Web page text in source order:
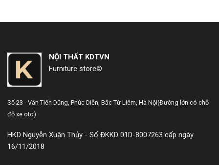
NỘI THẤT KDTVN
Furniture store©
Số 23 - Văn Tiến Dũng, Phúc Diễn, Bắc Từ Liêm, Hà Nội(Đường lớn có chỗ
đỗ xe oto)
HKD Nguyễn Xuân Thủy - Số ĐKKD 01D-8007263 cấp ngày
16/11/2018